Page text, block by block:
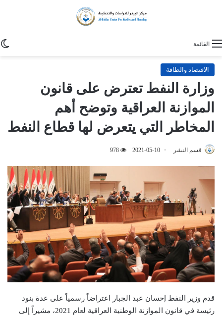
القائمة
الاقتصاد والطاقة
وزارة النفط تعترض على قانون
الموازنة العراقية وتوضح أهم
المخاطر التي يتعرض لها قطاع النفط
قسم النشر 2021-05-10
978
قدم وزير النفط إحسان عبد الجبار اعتراضاً رسمياً على عدة بنود
رئيسة في قانون الموازنة الوطنية العراقية لعام 2021، مشيراً إلى